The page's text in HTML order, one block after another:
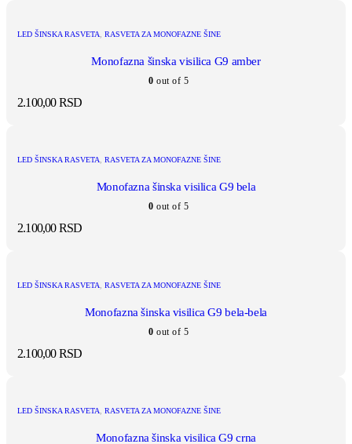
LED ŠINSKA RASVETA, RASVETA ZA MONOFAZNE ŠINE
Monofazna šinska visilica G9 amber
0 out of 5
2.100,00RSD
LED ŠINSKA RASVETA, RASVETA ZA MONOFAZNE ŠINE
Monofazna šinska visilica G9 bela
0 out of 5
2.100,00RSD
LED ŠINSKA RASVETA, RASVETA ZA MONOFAZNE ŠINE
Monofazna šinska visilica G9 bela-bela
0 out of 5
2.100,00RSD
LED ŠINSKA RASVETA, RASVETA ZA MONOFAZNE ŠINE
Monofazna šinska visilica G9 crna